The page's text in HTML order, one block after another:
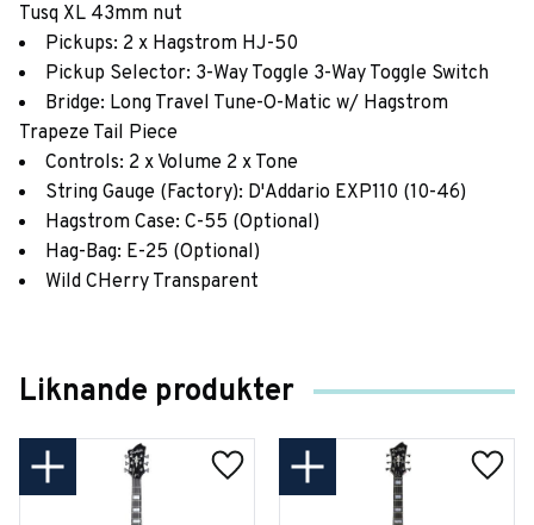
Tusq XL 43mm nut
Pickups: 2 x Hagstrom HJ-50
Pickup Selector: 3-Way Toggle 3-Way Toggle Switch
Bridge: Long Travel Tune-O-Matic w/ Hagstrom
Trapeze Tail Piece
Controls: 2 x Volume 2 x Tone
String Gauge (Factory): D'Addario EXP110 (10-46)
Hagstrom Case: C-55 (Optional)
Hag-Bag: E-25 (Optional)
Wild CHerry Transparent
Liknande produkter